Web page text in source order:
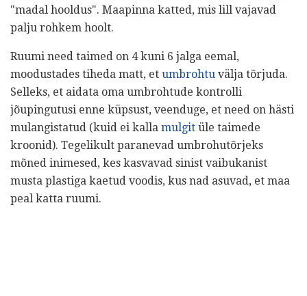
"madal hooldus". Maapinna katted, mis lill vajavad
palju rohkem hoolt.
Ruumi need taimed on 4 kuni 6 jalga eemal,
moodustades tiheda matt, et umbrohtu välja tõrjuda.
Selleks, et aidata oma umbrohtude kontrolli
jõupingutusi enne küpsust, veenduge, et need on hästi
mulangistatud (kuid ei kalla mulgit üle taimede
kroonid). Tegelikult paranevad umbrohutõrjeks
mõned inimesed, kes kasvavad sinist vaibukanist
musta plastiga kaetud voodis, kus nad asuvad, et maa
peal katta ruumi.